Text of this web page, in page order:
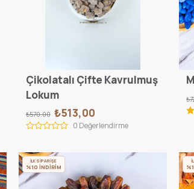
Çikolatalı Çifte Kavrulmuş
Lokum
₺570,00 ₺513,00
0 Değerlendirme
İLK SİPARİŞE
%10 İNDİRİM